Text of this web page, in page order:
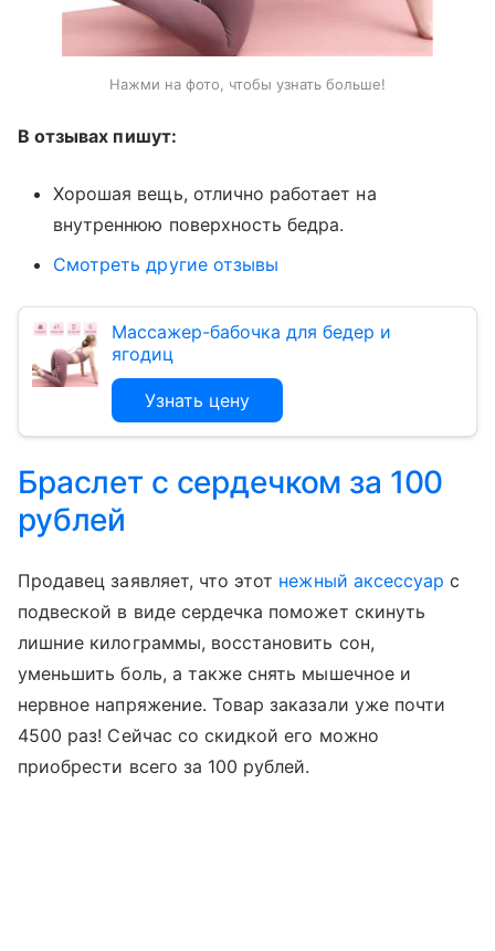
Нажми на фото, чтобы узнать больше!
В отзывах пишут:
Хорошая вещь, отлично работает на
внутреннюю поверхность бедра.
Смотреть другие отзывы
Массажер-бабочка для бедер и
ягодиц
Узнать цену
Браслет с сердечком за 100
рублей
Продавец заявляет, что этот нежный аксессуар с
подвеской в виде сердечка поможет скинуть
лишние килограммы, восстановить сон,
уменьшить боль, а также снять мышечное и
нервное напряжение. Товар заказали уже почти
4500 раз! Сейчас со скидкой его можно
приобрести всего за 100 рублей.